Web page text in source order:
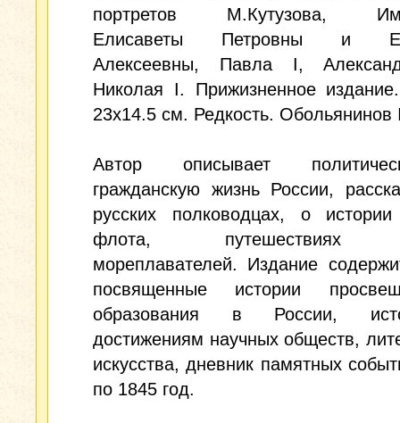
портретов М.Кутузова,
Елисаветы Петровны и
Алексеевны, Павла I,
Николая I. Прижизненное
23x14.5 см. Редкость.
Автор описывает
гражданскую жизнь России,
русских полководцах, о истории
флота, путешествиях
мореплавателей. Издание
посвященные истории
образования в России,
достижениям научных обществ,
искусства, дневник памятных
по 1845 год.